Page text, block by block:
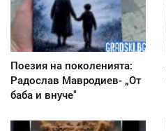
Поезия на поколенията:
Радослав Мавродиев- „От
баба и внуче"